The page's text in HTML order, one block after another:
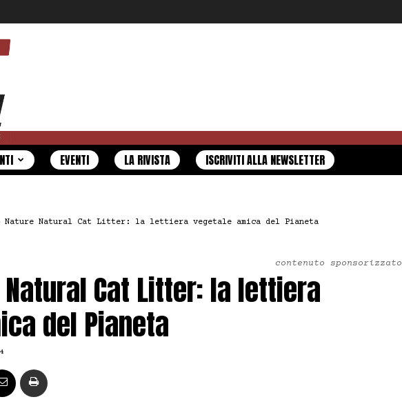
EVENTI LA RIVISTA ISCRIVITI ALLA NEWSLETTER
Nature Natural Cat Litter: la lettiera vegetale amica del Pianeta
contenuto sponsorizzato
Cat Litter: la lettiera
del Pianeta